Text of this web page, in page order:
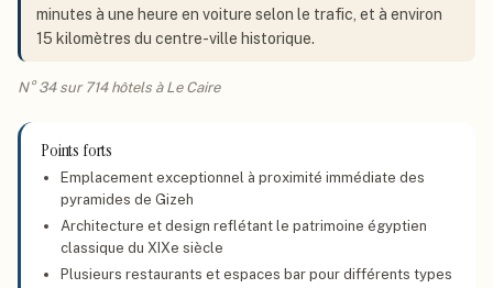
minutes à une heure en voiture selon le trafic, et à environ
15 kilomètres du centre-ville historique.
N° 34 sur 714 hôtels à Le Caire
Points forts
Emplacement exceptionnel à proximité immédiate des
pyramides de Gizeh
Architecture et design reflétant le patrimoine égyptien
classique du XIXe siècle
Plusieurs restaurants et espaces bar pour différents types